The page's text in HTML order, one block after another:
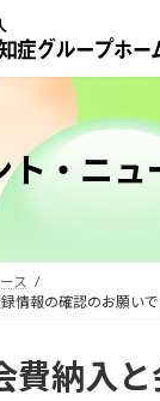
ト・ニュ
ス
情報の確認のお願い
費納入